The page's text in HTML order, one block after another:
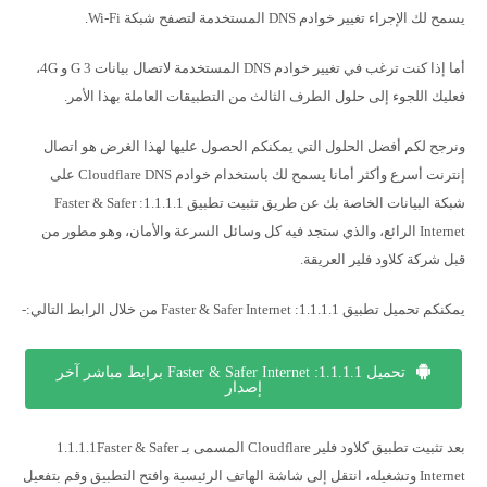
يسمح لك الإجراء تغيير خوادم DNS المستخدمة لتصفح شبكة Wi-Fi.
أما إذا كنت ترغب في تغيير خوادم DNS المستخدمة لاتصال بيانات 3 G و 4G،
فعليك اللجوء إلى حلول الطرف الثالث من التطبيقات العاملة بهذا الأمر.
ونرجح لكم أفضل الحلول التي يمكنكم الحصول عليها لهذا الغرض هو اتصال
إنترنت أسرع وأكثر أمانا يسمح لك باستخدام خوادم Cloudflare DNS على
شبكة البيانات الخاصة بك عن طريق تثبيت تطبيق 1.1.1.1: Faster & Safer
Internet الرائع، والذي ستجد فيه كل وسائل السرعة والأمان، وهو مطور من
قبل شركة كلاود فلير العريقة.
يمكنكم تحميل تطبيق 1.1.1.1: Faster & Safer Internet من خلال الرابط التالي:-
تحميل 1.1.1.1: Faster & Safer Internet برابط مباشر آخر
إصدار
بعد تثبيت تطبيق كلاود فلير Cloudflare المسمى بـ 1.1.1.1Faster & Safer
Internet وتشغيله، انتقل إلى شاشة الهاتف الرئيسية وافتح التطبيق وقم بتفعيل